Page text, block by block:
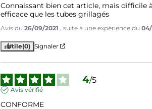
Connaissant bien cet article, mais difficile
efficace que les tubes grillagés
Avis du 26/09/2021 , suite à une expérience du
Utile(0) Signaler
4/5
Avis vérifié
CONFORME